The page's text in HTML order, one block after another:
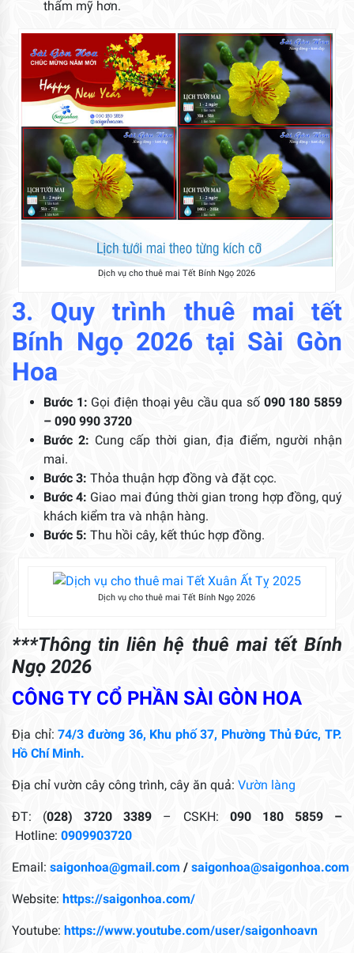
thẩm mỹ hơn.
Dịch vụ cho thuê mai Tết Bính Ngọ 2026
3. Quy trình thuê mai tết
Bính Ngọ 2026 tại Sài Gòn
Hoa
Bước 1: Gọi điện thoại yêu cầu qua số 090 180 5859
– 090 990 3720
Bước 2: Cung cấp thời gian, địa điểm, người nhận
mai.
Bước 3: Thỏa thuận hợp đồng và đặt cọc.
Bước 4: Giao mai đúng thời gian trong hợp đồng, quý
khách kiểm tra và nhận hàng.
Bước 5: Thu hồi cây, kết thúc hợp đồng.
Dịch vụ cho thuê mai Tết Bính Ngọ 2026
***Thông tin liên hệ thuê mai tết Bính
Ngọ 2026
CÔNG TY CỔ PHẦN SÀI GÒN HOA
Địa chỉ:74/3 đường 36, Khu phố 37, Phường Thủ Đức, TP.
Hồ Chí Minh.
Địa chỉ vườn cây công trình, cây ăn quả: Vườn làng
ĐT: (028) 3720 3389 – CSKH: 090 180 5859 –
Hotline: 0909903720
Email: saigonhoa@gmail.com / saigonhoa@saigonhoa.com
Website: https://saigonhoa.com/
Youtube: https://www.youtube.com/user/saigonhoavn